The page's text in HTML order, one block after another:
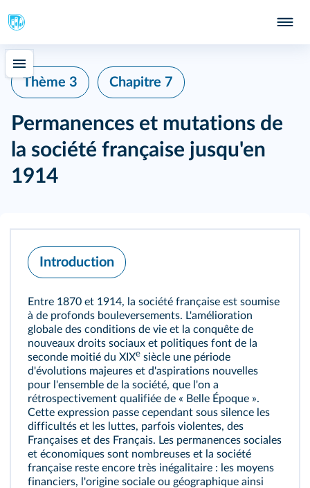
Thème 3 Chapitre 7
Permanences et mutations de
la société française jusqu'en
1914
Introduction
Entre 1870 et 1914, la société française est soumise
à de profonds bouleversements. L'amélioration
globale des conditions de vie et la conquête de
nouveaux droits sociaux et politiques font de la
seconde moitié du XIXe siècle une période
d'évolutions majeures et d'aspirations nouvelles
pour l'ensemble de la société, que l'on a
rétrospectivement qualifiée de « Belle Époque ».
Cette expression passe cependant sous silence les
difficultés et les luttes, parfois violentes, des
Françaises et des Français. Les permanences sociales
et économiques sont nombreuses et la société
française reste encore très inégalitaire : les moyens
financiers, l'origine sociale ou géographique ainsi